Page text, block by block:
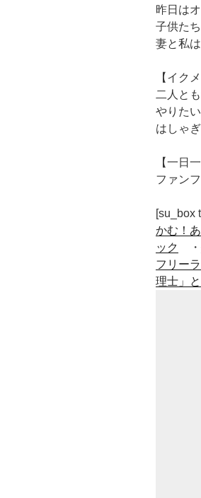
昨日はオ
子供た
妻と私
【イク
二人と
やりた
はしゃ
【一日
ファン
[su_box
かむ！
ック
・
フリー
理士」